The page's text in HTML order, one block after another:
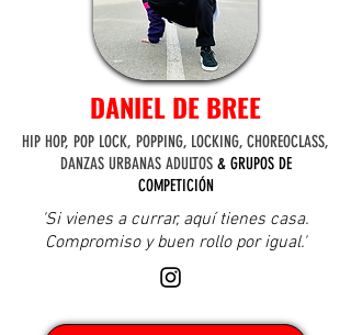
DANIEL DE BREE
HIP HOP, POP LOCK, POPPING, LOCKING, CHOREOCLASS,
DANZAS URBANAS ADULTOS& GRUPOS DE
COMPETICIÓN
'Si vienes a currar, aquí tienes casa.
Compromiso y buen rollo por igual.'